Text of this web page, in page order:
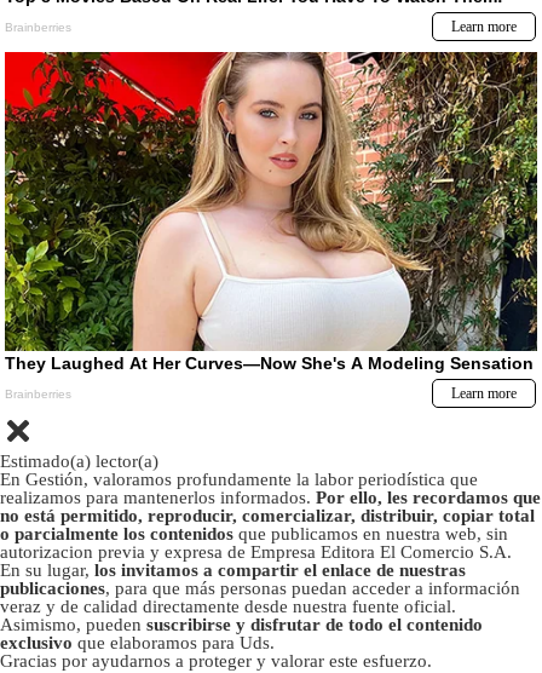
Estimado(a) lector(a)
En Gestión, valoramos profundamente la labor periodística que
realizamos para mantenerlos informados. Por ello, les recordamos que
no está permitido, reproducir, comercializar, distribuir, copiar total
o parcialmente los contenidos que publicamos en nuestra web, sin
autorizacion previa y expresa de Empresa Editora El Comercio S.A.
En su lugar, los invitamos a compartir el enlace de nuestras
publicaciones, para que más personas puedan acceder a información
veraz y de calidad directamente desde nuestra fuente oficial.
Asimismo, pueden suscribirse y disfrutar de todo el contenido
exclusivo que elaboramos para Uds.
Gracias por ayudarnos a proteger y valorar este esfuerzo.